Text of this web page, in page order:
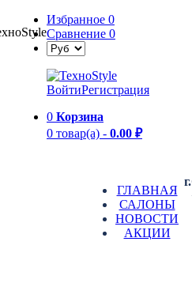
Избранное 0
Сравнение 0
ВойтиРегистрация
0 Корзина
0 товар(а) - 0.00 ₽
ГЛАВНАЯ
САЛОНЫ
НОВОСТИ
АКЦИИ